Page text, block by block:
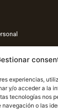
experiencias,
y/o acceder a la
tecnologías nos
navegación o las